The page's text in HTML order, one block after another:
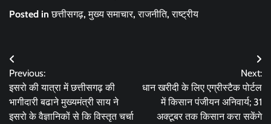
Posted inछत्तीसगढ़,मुख्य समाचार,राजनीति,राष्ट्रीय
Post
navigation
Previous:
इसरो की यात्रा में छत्तीसगढ़ की
भागीदारी बढाने मुख्यमंत्री साय ने
इसरो के वैज्ञानिकों से कि विस्तृत चर्चा
Next:
धान खरीदी के लिए एग्रीस्टैक पोर्टल
में किसान पंजीयन अनिवार्य; 31
अक्टूबर तक किसान करा सकेंगे